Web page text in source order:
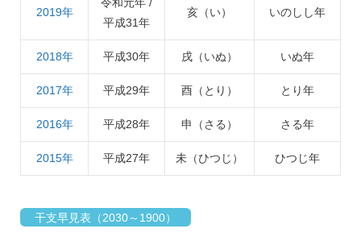
2019年
平成31年
亥（い） いのしし年
2018年 平成30年 戌（いぬ） いぬ年
2017年 平成29年 酉（とり） とり年
2016年 平成28年 申（さる） さる年
2015年 平成27年 未（ひつじ） ひつじ年
干支早見表（2030～1900）